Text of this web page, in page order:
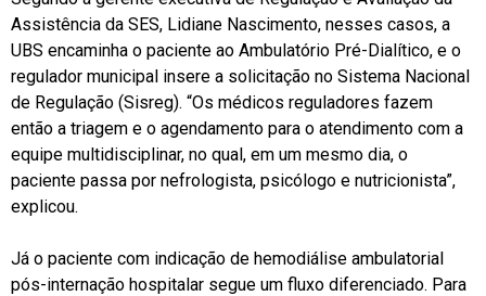
Assistência da SES, Lidiane Nascimento, nesses casos, a
UBS encaminha o paciente ao Ambulatório Pré-Dialítico, e o
regulador municipal insere a solicitação no Sistema Nacional
de Regulação (Sisreg). “Os médicos reguladores fazem
então a triagem e o agendamento para o atendimento com a
equipe multidisciplinar, no qual, em um mesmo dia, o
paciente passa por nefrologista, psicólogo e nutricionista”,
explicou.
Já o paciente com indicação de hemodiálise ambulatorial
pós-internação hospitalar segue um fluxo diferenciado. Para